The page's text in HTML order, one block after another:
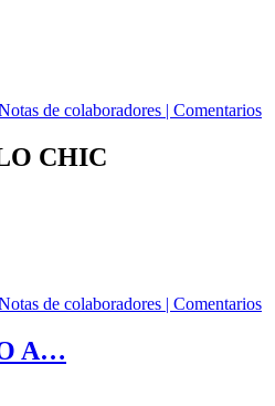
de colaboradores | Comentarios
CHIC
de colaboradores | Comentarios
A…